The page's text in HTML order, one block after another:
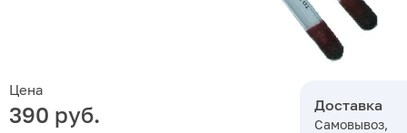
Цена
390 руб. Доставка
Самовывоз,